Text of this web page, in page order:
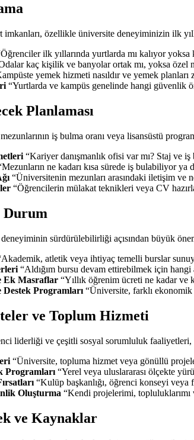
özellikle üniversite deneyiminizin ilk
ilk yıllarında yurtlarda mı kalıyor yoksa
kaç kişilik ve banyolar ortak mı, yoksa özel
yemek hizmeti nasıldır ve yemek planları
“Yurtlarda ve kampüs genelinde hangi güvenlik
Planlaması
iş bulma oranı veya lisansüstü
“Kariyer danışmanlık ofisi var mı? Staj ve
ne kadarı kısa sürede iş bulabiliyor ya
“Üniversitenin mezunları arasındaki iletişim
“Öğrencilerin mülakat teknikleri veya CV
sürdürülebilirliği açısından büyük
atletik veya ihtiyaç temelli burslar
“Aldığım bursu devam ettirebilmek için
Ek Masraflar “Yıllık öğrenim ücreti ne kadar
Destek Programları “Üniversite, farklı ekonomik
ve Toplum Hizmeti
liderliği ve çeşitli sosyal sorumluluk faaliyetleri,
“Üniversite, topluma hizmet veya gönüllü
Programları “Yerel veya uluslararası ölçekte
“Kulüp başkanlığı, öğrenci konseyi veya
Oluşturma “Kendi projelerimi,
ve Kaynaklar